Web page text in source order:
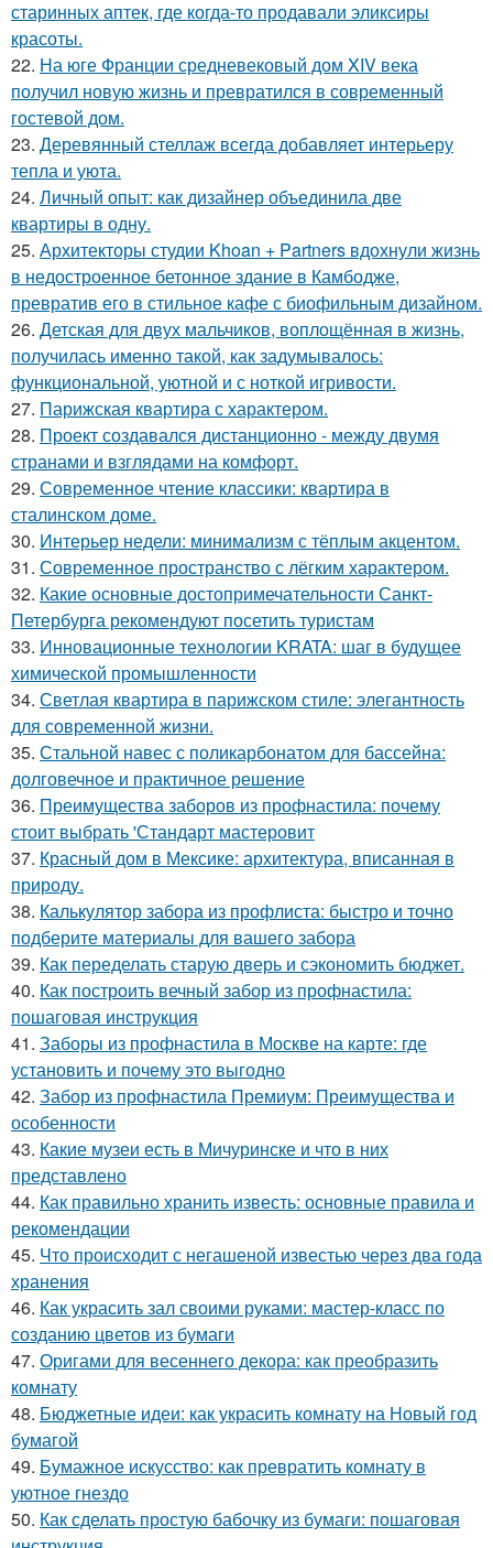
старинных аптек, где когда-то продавали эликсиры
красоты.
22. На юге Франции средневековый дом XIV века
получил новую жизнь и превратился в современный
гостевой дом.
23. Деревянный стеллаж всегда добавляет интерьеру
тепла и уюта.
24. Личный опыт: как дизайнер объединила две
квартиры в одну.
25. Архитекторы студии Khoan + Partners вдохнули жизнь
в недостроенное бетонное здание в Камбодже,
превратив его в стильное кафе с биофильным дизайном.
26. Детская для двух мальчиков, воплощённая в жизнь,
получилась именно такой, как задумывалось:
функциональной, уютной и с ноткой игривости.
27. Парижская квартира с характером.
28. Проект создавался дистанционно - между двумя
странами и взглядами на комфорт.
29. Современное чтение классики: квартира в
сталинском доме.
30. Интерьер недели: минимализм с тёплым акцентом.
31. Современное пространство с лёгким характером.
32. Какие основные достопримечательности Санкт-
Петербурга рекомендуют посетить туристам
33. Инновационные технологии KRATA: шаг в будущее
химической промышленности
34. Светлая квартира в парижском стиле: элегантность
для современной жизни.
35. Стальной навес с поликарбонатом для бассейна:
долговечное и практичное решение
36. Преимущества заборов из профнастила: почему
стоит выбрать 'Стандарт мастеровит
37. Красный дом в Мексике: архитектура, вписанная в
природу.
38. Калькулятор забора из профлиста: быстро и точно
подберите материалы для вашего забора
39. Как переделать старую дверь и сэкономить бюджет.
40. Как построить вечный забор из профнастила:
пошаговая инструкция
41. Заборы из профнастила в Москве на карте: где
установить и почему это выгодно
42. Забор из профнастила Премиум: Преимущества и
особенности
43. Какие музеи есть в Мичуринске и что в них
представлено
44. Как правильно хранить известь: основные правила и
рекомендации
45. Что происходит с негашеной известью через два года
хранения
46. Как украсить зал своими руками: мастер-класс по
созданию цветов из бумаги
47. Оригами для весеннего декора: как преобразить
комнату
48. Бюджетные идеи: как украсить комнату на Новый год
бумагой
49. Бумажное искусство: как превратить комнату в
уютное гнездо
50. Как сделать простую бабочку из бумаги: пошаговая